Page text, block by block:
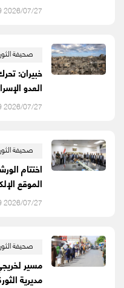
2026/07/27 05:09 م
صحيفة
خبيران:
العدو
2026/07/27 05:09 م
صحيفة
اختتام
الموقع
2026/07/27 05:09 م
صحيفة
مسير
مديرية